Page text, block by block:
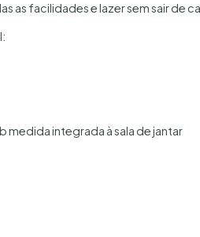
as facilidades e lazer sem sair de
medida integrada à sala de jantar